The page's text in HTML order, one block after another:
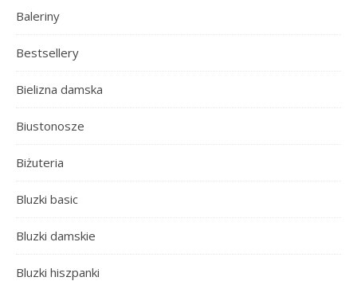
Baleriny
Bestsellery
Bielizna damska
Biustonosze
Biżuteria
Bluzki basic
Bluzki damskie
Bluzki hiszpanki